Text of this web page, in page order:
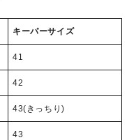
キーパーサイズ
41
42
43(きっちり)
43